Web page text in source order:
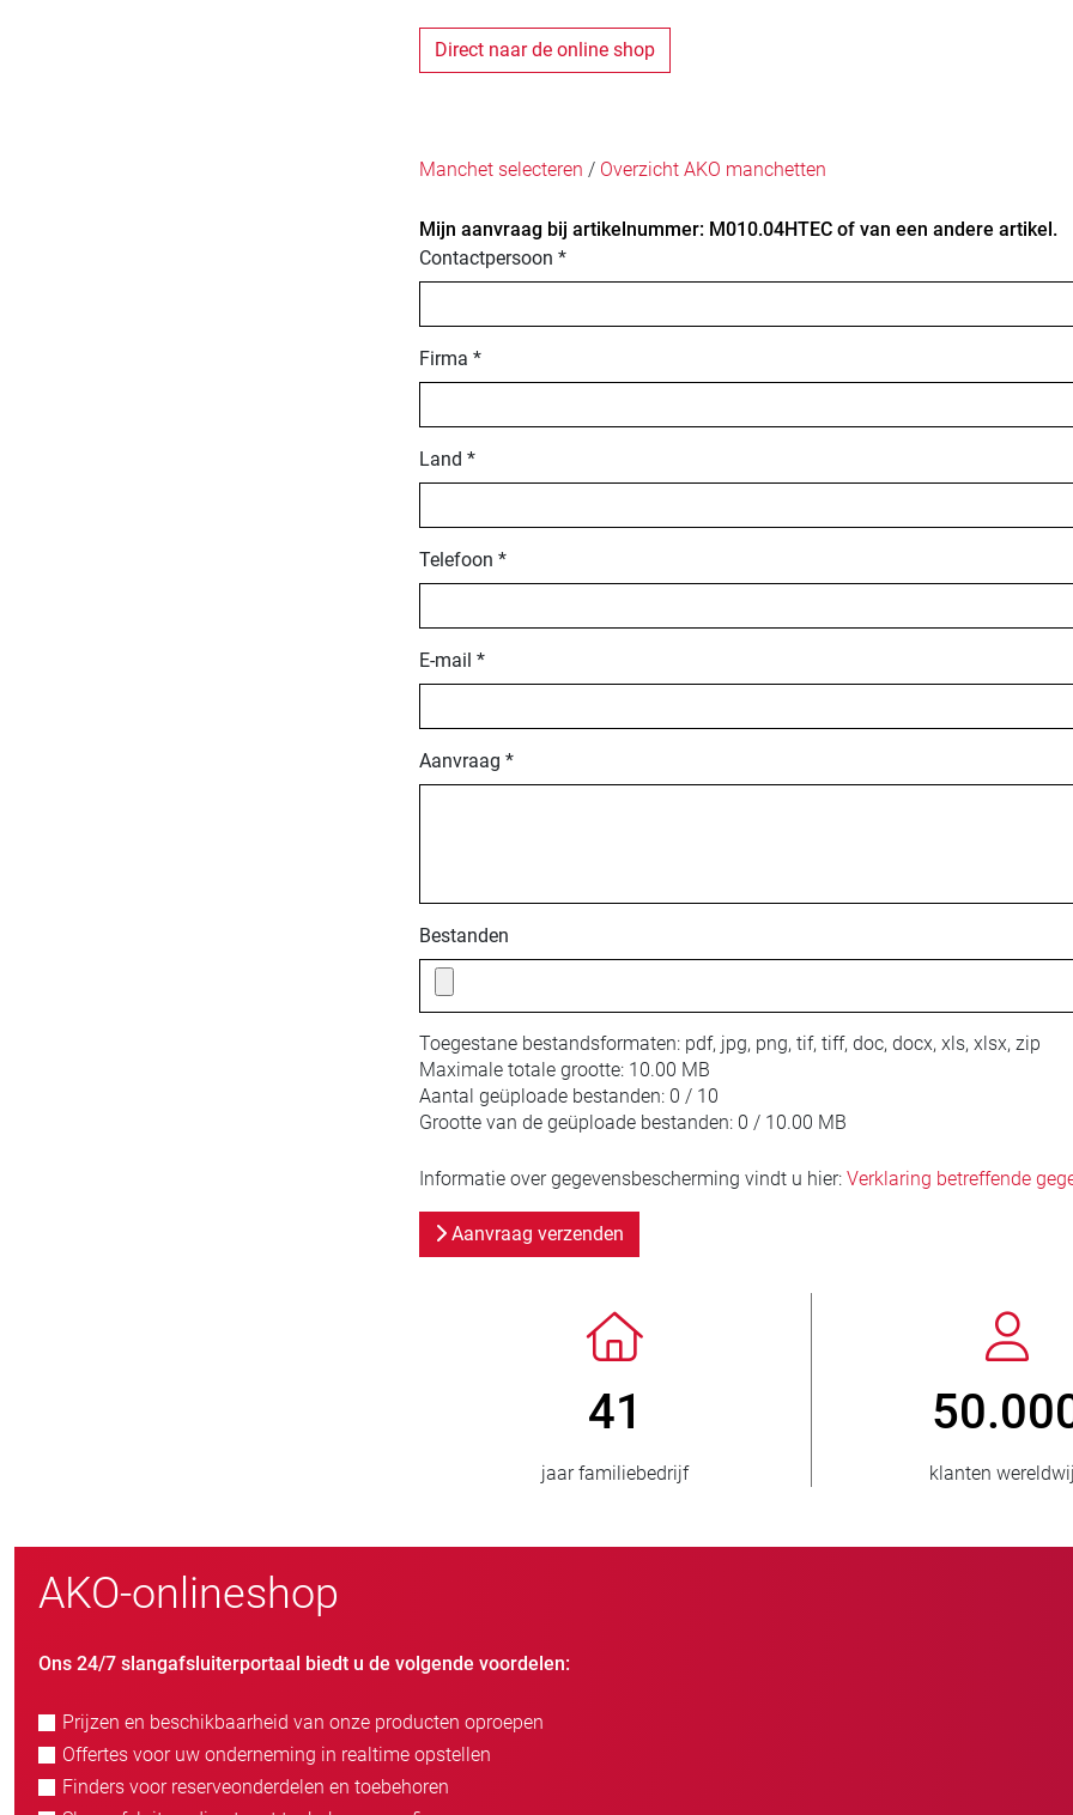
Direct naar de online shop
Manchet selecteren / Overzicht AKO manchetten
Mijn aanvraag bij artikelnummer: M010.04HTEC of van een andere artikel.
Contactpersoon *
Firma *
Land *
Telefoon *
E-mail *
Aanvraag *
Bestanden
Toegestane bestandsformaten: pdf, jpg, png, tif, tiff, doc, docx, xls, xlsx, zip
Maximale totale grootte: 10.00 MB
Aantal geüploade bestanden: 0 / 10
Grootte van de geüploade bestanden: 0 / 10.00 MB
Informatie over gegevensbescherming vindt u hier: Verklaring betreffende
Aanvraag verzenden
> 3.500.000
verkochte eenheden landen
AKO-onlineshop
Ons 24/7 slangafsluiterportaal biedt u de volgende voordelen:
Prijzen en beschikbaarheid van onze producten oproepen
Offertes voor uw onderneming in realtime opstellen
Finders voor reserveonderdelen en toebehoren